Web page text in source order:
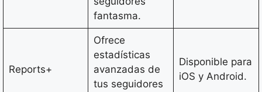
fantasma.
Reports+
Ofrece
estadísticas
avanzadas de
tus seguidores
Disponible para
iOS y Android.